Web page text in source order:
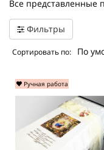
Все представленные
Фильтры
Сортировать по: По
Ручная работа